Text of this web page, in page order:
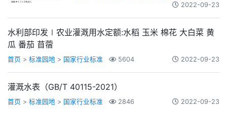
2022-09-23
水利部印发∣农业灌溉用水定额:水稻 玉米 棉花 大白菜 黄
瓜 番茄 苜蓿
首页 > 标准园地 > 国家行业标准 5604 2022-09-23
灌溉水表（GB/T 40115-2021）
首页 > 标准园地 > 国家行业标准 2846 2022-09-23